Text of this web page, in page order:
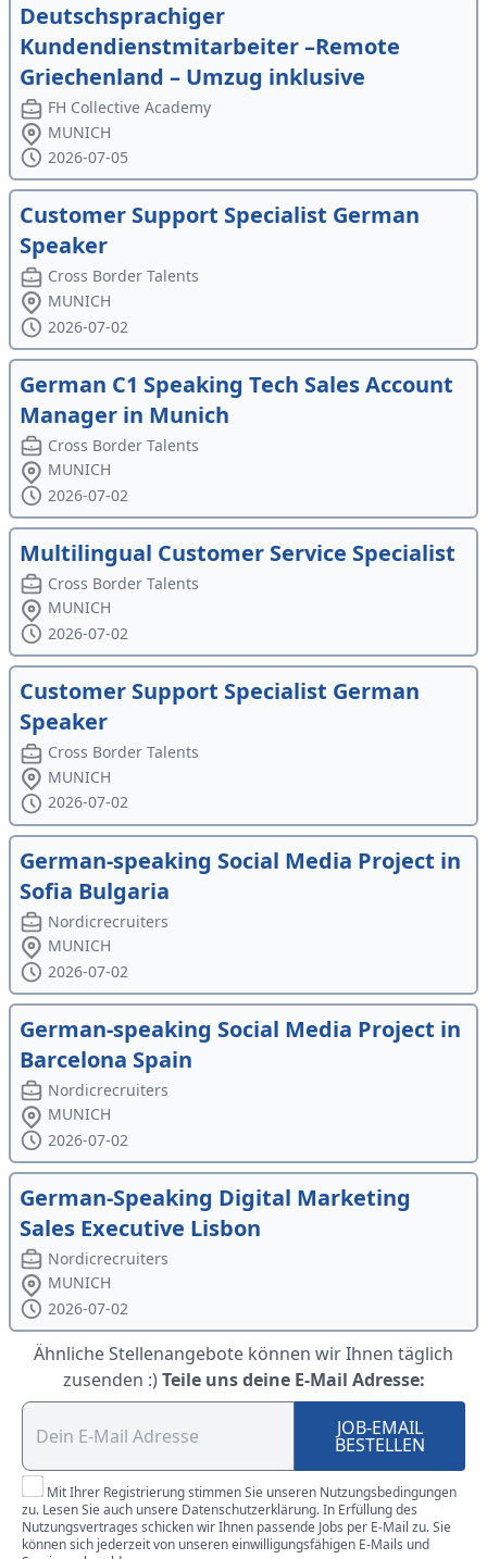
Deutschsprachiger
Kundendienstmitarbeiter –Remote
Griechenland – Umzug inklusive
FH Collective Academy
MUNICH
2026-07-05
Customer Support Specialist German
Speaker
Cross Border Talents
MUNICH
2026-07-02
German C1 Speaking Tech Sales Account
Manager in Munich
Cross Border Talents
MUNICH
2026-07-02
Multilingual Customer Service Specialist
Cross Border Talents
MUNICH
2026-07-02
Customer Support Specialist German
Speaker
Cross Border Talents
MUNICH
2026-07-02
German-speaking Social Media Project in
Sofia Bulgaria
Nordicrecruiters
MUNICH
2026-07-02
German-speaking Social Media Project in
Barcelona Spain
Nordicrecruiters
MUNICH
2026-07-02
German-Speaking Digital Marketing
Sales Executive Lisbon
Nordicrecruiters
MUNICH
2026-07-02
Ähnliche Stellenangebote können wir Ihnen täglich
zusenden :) Teile uns deine E-Mail Adresse:
JOB-EMAIL
BESTELLEN
Mit Ihrer Registrierung stimmen Sie unseren Nutzungsbedingungen
zu. Lesen Sie auch unsere Datenschutzerklärung. In Erfüllung des
Nutzungsvertrages schicken wir Ihnen passende Jobs per E-Mail zu. Sie
können sich jederzeit von unseren einwilligungsfähigen E-Mails und